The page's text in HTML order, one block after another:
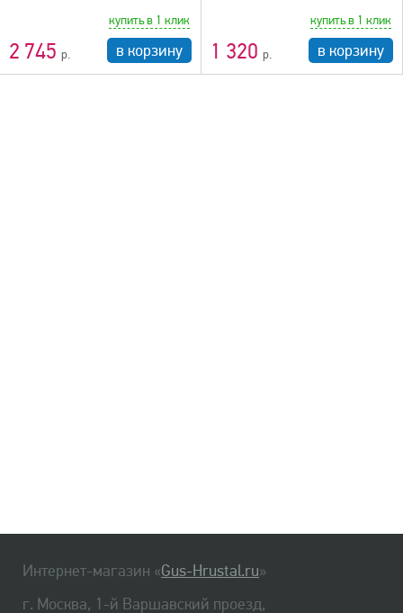
2 745
купить в 1 клик
в корзину 1 320
купить в 1 клик
в корзину
Интернет-магазин «Gus-Hrustal.ru»
г. Москва, 1-й Варшавский проезд,